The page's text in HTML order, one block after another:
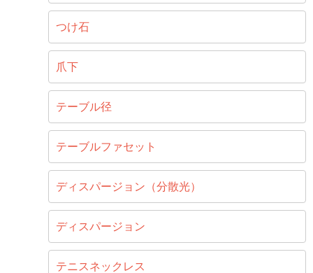
つけ石
爪下
テーブル径
テーブルファセット
ディスパージョン（分散光）
ディスパージョン
テニスネックレス